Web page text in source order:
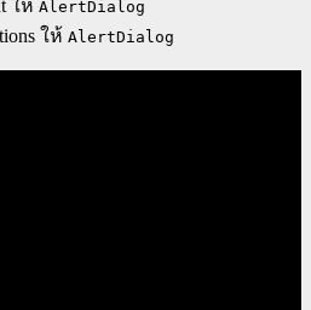
ให้ AlertDialog
ให้ AlertDialog